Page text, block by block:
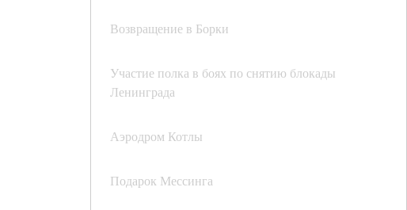
Возвращение в Борки
Участие полка в боях по снятию блокады
Ленинграда
Аэродром Котлы
Подарок Мессинга